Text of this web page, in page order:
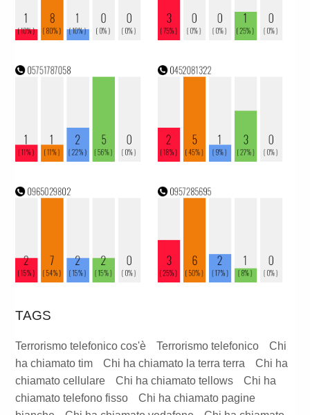
TAGS
Terrorismo telefonico cos'è Terrorismo telefonico
Chi
ha chiamato tim
Chi ha chiamato la terra terra
Chi ha
chiamato cellulare
Chi ha chiamato tellows
Chi ha
chiamato telefono fisso
Chi ha chiamato pagine